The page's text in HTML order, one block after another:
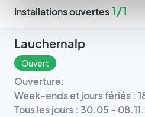
Installations ouvertes1/1
Lauchernalp
Ouvert
Ouverture:
Week-ends et jours fériés :
Tous les jours : 30.05 -